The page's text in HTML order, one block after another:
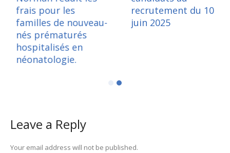
Exercice 2024-
frais pour les
familles de nouveau-
Leave a Reply
Your email address will not be published.